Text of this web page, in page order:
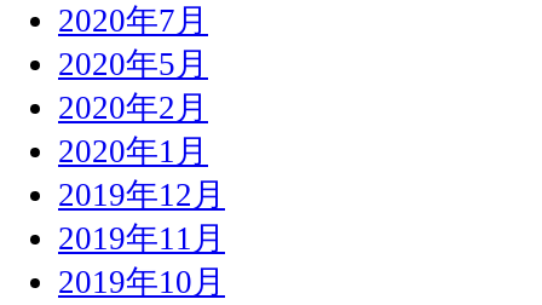
2020年7月
2020年5月
2020年2月
2020年1月
2019年12月
2019年11月
2019年10月